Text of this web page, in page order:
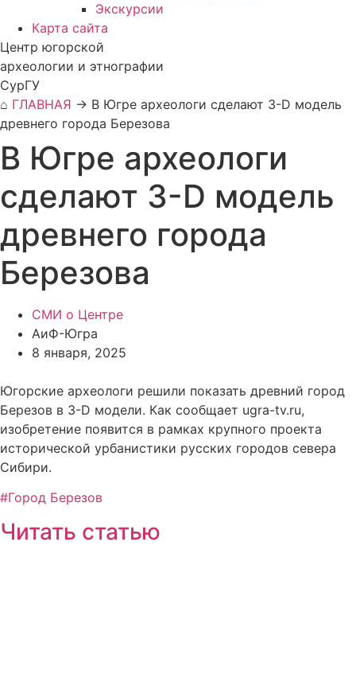
Экскурсии
Карта сайта
Центр югорской
археологии и этнографии
СурГУ
⌂ ГЛАВНАЯ → В Югре археологи сделают 3-D модель
древнего города Березова
В Югре археологи
сделают 3-D модель
древнего города
Березова
СМИ о Центре
АиФ-Югра
8 января, 2025
Югорские археологи решили показать древний город
Березов в 3-D модели. Как сообщает ugra-tv.ru,
изобретение появится в рамках крупного проекта
исторической урбанистики русских городов севера
Сибири.
#Город Березов
Читать статью